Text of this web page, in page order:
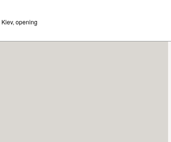
Kiev, opening